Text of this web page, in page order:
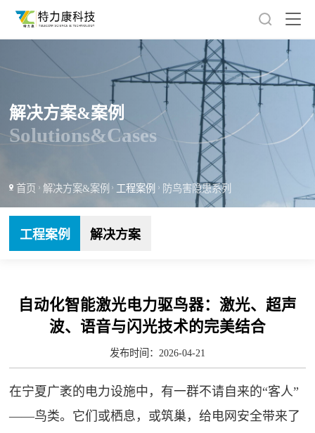
解决方案&案例
Solutions&Cases
首页 解决方案&案例 工程案例 防鸟害隐患系列
工程案例 解决方案
自动化智能激光电力驱鸟器：激光、超声
波、语音与闪光技术的完美结合
发布时间：2026-04-21
在宁夏广袤的电力设施中，有一群不请自来的“客人”
——鸟类。它们或栖息，或筑巢，给电网安全带来了